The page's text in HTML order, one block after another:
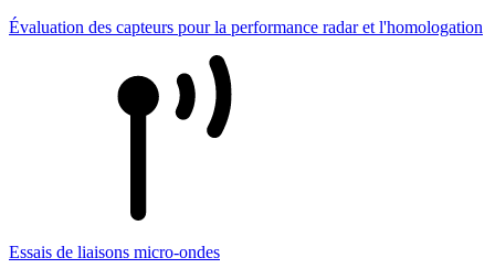
Évaluation des capteurs pour la performance radar et l'homologation
Essais de liaisons micro-ondes